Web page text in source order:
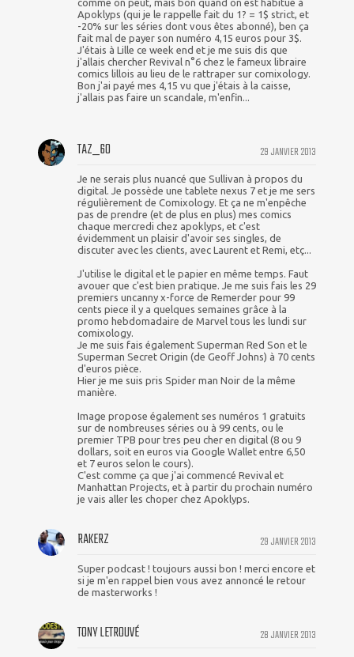
Apoklyps (qui je le rappelle fait du 1? = 1$ strict, et
-20% sur les séries dont vous êtes abonné), ben ça
fait mal de payer son numéro 4,15 euros pour 3$.
J'étais à Lille ce week end et je me suis dis que
j'allais chercher Revival n°6 chez le fameux libraire
comics lillois au lieu de le rattraper sur comixology.
Bon j'ai payé mes 4,15 vu que j'étais à la caisse,
j'allais pas faire un scandale, m'enfin...
29 JANVIER 2013
TAZ_60
Je ne serais plus nuancé que Sullivan à propos du
digital. Je possède une tablete nexus 7 et je me sers
régulièrement de Comixology. Et ça ne m'enpêche
pas de prendre (et de plus en plus) mes comics
chaque mercredi chez apoklyps, et c'est
évidemment un plaisir d'avoir ses singles, de
discuter avec les clients, avec Laurent et Remi, etç...
J'utilise le digital et le papier en même temps. Faut
avouer que c'est bien pratique. Je me suis fais les 29
premiers uncanny x-force de Remerder pour 99
cents piece il y a quelques semaines grâce à la
promo hebdomadaire de Marvel tous les lundi sur
comixology.
Je me suis fais également Superman Red Son et le
Superman Secret Origin (de Geoff Johns) à 70 cents
d'euros pièce.
Hier je me suis pris Spider man Noir de la même
manière.
Image propose également ses numéros 1 gratuits
sur de nombreuses séries ou à 99 cents, ou le
premier TPB pour tres peu cher en digital (8 ou 9
dollars, soit en euros via Google Wallet entre 6,50
et 7 euros selon le cours).
C'est comme ça que j'ai commencé Revival et
Manhattan Projects, et à partir du prochain numéro
je vais aller les choper chez Apoklyps.
29 JANVIER 2013
RAKERZ
Super podcast ! toujours aussi bon ! merci encore et
si je m'en rappel bien vous avez annoncé le retour
de masterworks !
28 JANVIER 2013
TONY LETROUVÉ